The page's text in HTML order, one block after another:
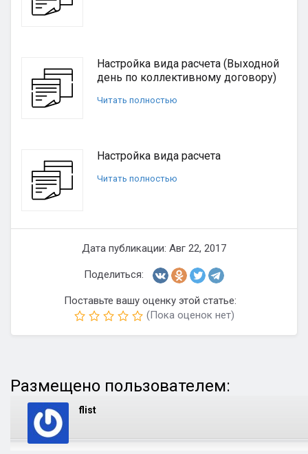
Настройка вида расчета (Выходной
день по коллективному договору)
Читать полностью
Настройка вида расчета
Читать полностью
Дата публикации: Авг 22, 2017
Поделиться:
Поставьте вашу оценку этой статье:
(Пока оценок нет)
Размещено пользователем:
flist